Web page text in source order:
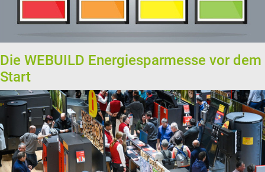
Die WEBUILD Energiesparmesse vor dem
Start